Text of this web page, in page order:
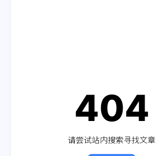
404
请尝试站内搜索寻找文章